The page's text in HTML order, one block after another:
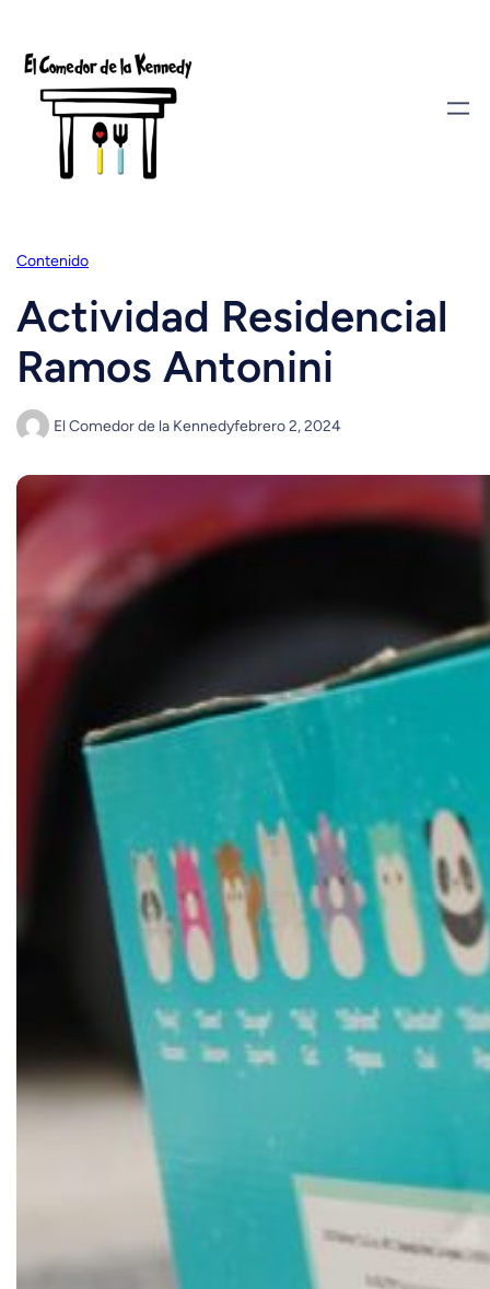
contenido
Contenido
Actividad Residencial
Ramos Antonini
El Comedor de la Kennedyfebrero 2, 2024